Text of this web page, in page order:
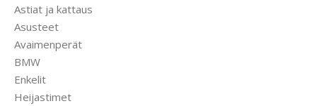
Astiat ja kattaus
Asusteet
Avaimenperät
BMW
Enkelit
Heijastimet